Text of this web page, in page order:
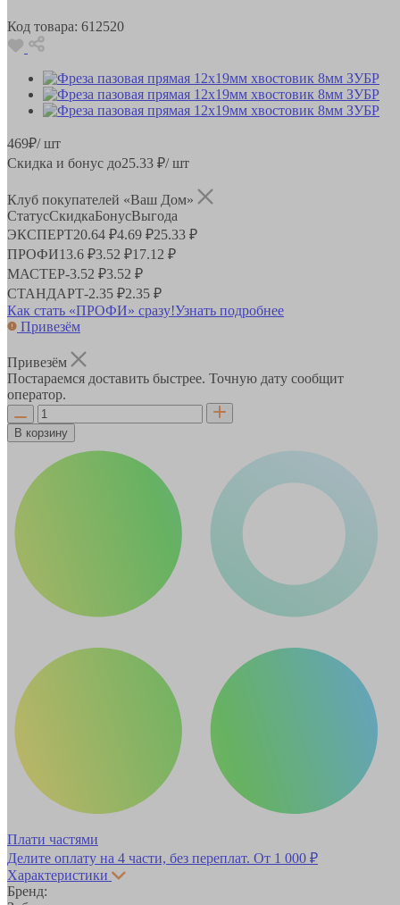
Код товара: 612520
469₽/ шт
Скидка и бонус до25.33 ₽/ шт
Клуб покупателей «Ваш Дом»
СтатусСкидкаБонусВыгода
ЭКСПЕРТ20.64 ₽4.69 ₽25.33 ₽
ПРОФИ13.6 ₽3.52 ₽17.12 ₽
МАСТЕР-3.52 ₽3.52 ₽
СТАНДАРТ-2.35 ₽2.35 ₽
Как стать «ПРОФИ» сразу!Узнать подробнее
Привезём
Привезём
Постараемся доставить быстрее. Точную дату сообщит
оператор.
В корзину
Плати частями
Делите оплату на 4 части, без переплат. От 1 000 ₽
Характеристики
Бренд: